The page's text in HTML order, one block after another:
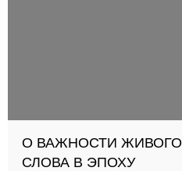
О ВАЖНОСТИ ЖИВОГО
СЛОВА В ЭПОХУ